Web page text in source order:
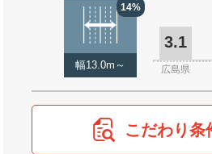
14%
幅13.0m～
3.1
広島県
こだわり条